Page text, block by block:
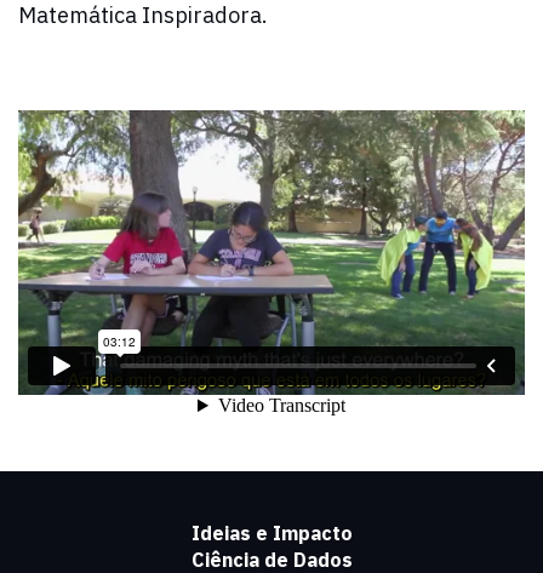
Matemática Inspiradora.
Ideias e Impacto
Ciência de Dados